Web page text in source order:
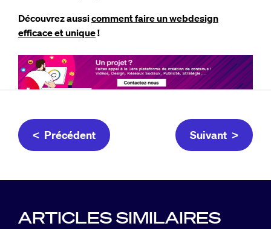
Découvrez aussicomment faire un webdesign
efficace et unique!
< Précédent Suivant >
ARTICLES SIMILAIRES